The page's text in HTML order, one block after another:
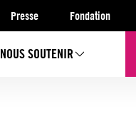
Presse Fondation
NOUS SOUTENIR